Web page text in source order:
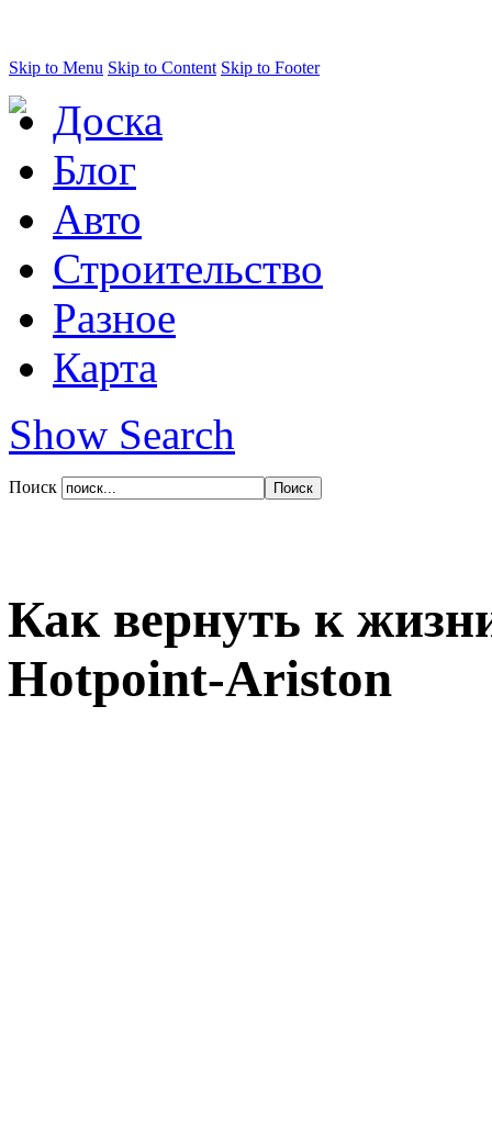
Skip to Menu Skip to Content Skip to Footer
Доска
Блог
Авто
Строительство
Разное
Карта
Show Search
Поиск
Как вернуть к
Hotpoint-Ariston